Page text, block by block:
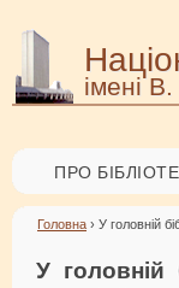
імені
ПРО
Головна › У головній
У головній